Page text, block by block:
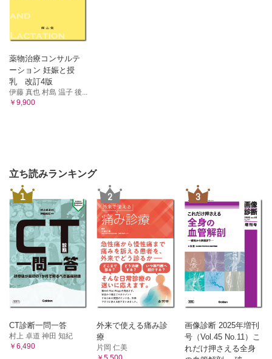
薬物治療コンサルテ
ーション 妊娠と授
乳 改訂4版
伊藤 真也 村島 温子 後...
￥9,900
立ち読みランキング
1
CT診断一問一答
村上 卓道 神田 知紀
￥6,490
2
外来で使える痛み診
療
片岡 仁美
3
画像診断 2025年増刊
号（Vol.45 No.11）こ
れだけ押さえる全身